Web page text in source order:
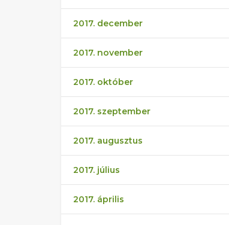
2017. december
2017. november
2017. október
2017. szeptember
2017. augusztus
2017. július
2017. április